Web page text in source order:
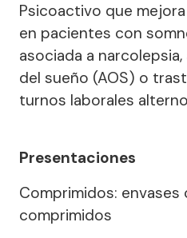
Psicoactivo que
en pacientes con
asociada a
del sueño (AOS) o
turnos laborales
Presentaciones
Comprimidos:
comprimidos